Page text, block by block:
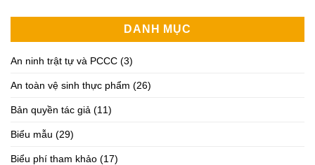
DANH MỤC
An ninh trật tự và PCCC (3)
An toàn vệ sinh thực phẩm (26)
Bản quyền tác giả (11)
Biểu mẫu (29)
Biểu phí tham khảo (17)